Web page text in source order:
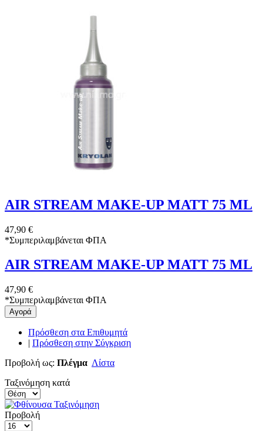
AIR STREAM MAKE-UP MATT 75 ML
47,90 €
*Συμπεριλαμβάνεται ΦΠΑ
AIR STREAM MAKE-UP MATT 75 ML
47,90 €
*Συμπεριλαμβάνεται ΦΠΑ
Αγορά
Πρόσθεση στα Επιθυμητά
| Πρόσθεση στην Σύγκριση
Προβολή ως: Πλέγμα Λίστα
Ταξινόμηση κατά
Προβολή